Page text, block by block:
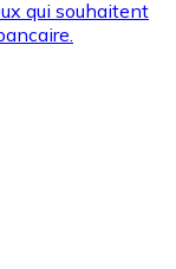
qui souhaitent